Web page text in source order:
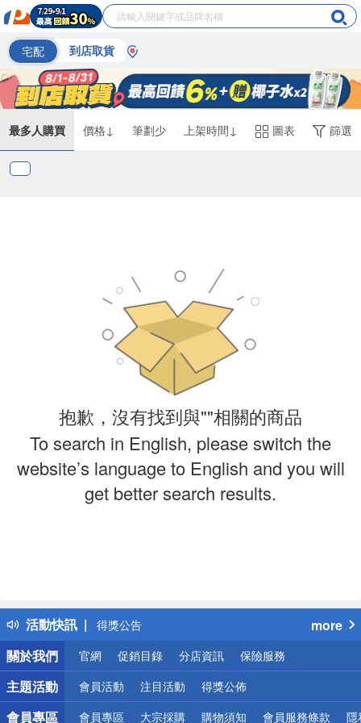
宅配 到店取貨
最多人購買 價格↓ 筆劃少 上架時間↓ 圖表 篩選
抱歉，沒有找到與""相關的商品
To search in English, please switch the
website’s language to English and you will
get better search results.
活動快訊
詐騙網頁！請小心！
得獎公告
熱門話題
銀行優惠
偏遠地區配送
詐騙網頁！請小心！
more
關於我們
官網 促銷目錄 分店資訊 保險服務
主題活動 會員活動 注目活動 得獎公佈
會員專區 會員專區 大宗採購 購物須知 會員服務條款 隱